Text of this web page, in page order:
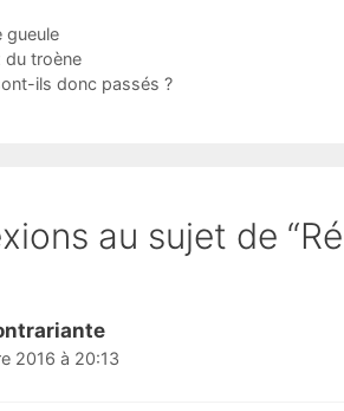
gueule
du troène
ils donc passés ?
au sujet de
2016 à 20:13